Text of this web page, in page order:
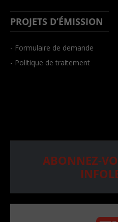
PROJETS D’ÉMISSION
- Formulaire de demande
- Politique de traitement
ABONNEZ-